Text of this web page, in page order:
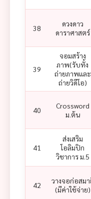
38
ดวงดาว
ดาราศาสตร์
39
จอมสร้าง
ภาพ(รับทั้ง
ถ่ายภาพและ
ถ่ายวิดีโอ)
40
Crossword
ม.ต้น
41
ส่งเสริม
โอลิมปิก
วิชาการ ม.5
42
วางจอก่อสม
(มีค่าใช้จ่าย)